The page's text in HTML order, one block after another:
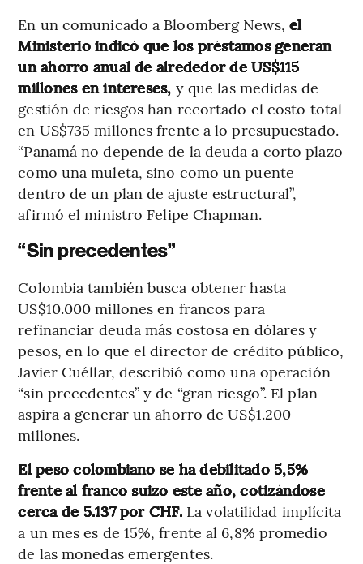
En un comunicado a Bloomberg News, el
Ministerio indicó que los préstamos generan
un ahorro anual de alrededor de US$115
millones en intereses, y que las medidas de
gestión de riesgos han recortado el costo total
en US$735 millones frente a lo presupuestado.
“Panamá no depende de la deuda a corto plazo
como una muleta, sino como un puente
dentro de un plan de ajuste estructural”,
afirmó el ministro Felipe Chapman.
“Sin precedentes”
Colombia también busca obtener hasta
US$10.000 millones en francos para
refinanciar deuda más costosa en dólares y
pesos, en lo que el director de crédito público,
Javier Cuéllar, describió como una operación
“sin precedentes” y de “gran riesgo”. El plan
aspira a generar un ahorro de US$1.200
millones.
El peso colombiano se ha debilitado 5,5%
frente al franco suizo este año, cotizándose
cerca de 5.137 por CHF. La volatilidad implícita
a un mes es de 15%, frente al 6,8% promedio
de las monedas emergentes.